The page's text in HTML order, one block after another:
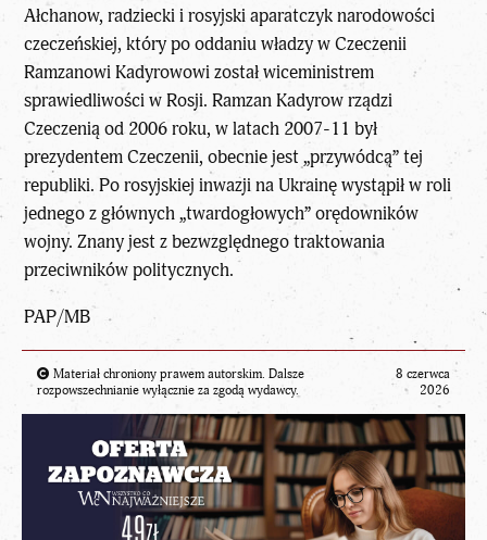
Ałchanow, radziecki i rosyjski aparatczyk narodowości
czeczeńskiej, który po oddaniu władzy w Czeczenii
Ramzanowi Kadyrowowi został wiceministrem
sprawiedliwości w Rosji. Ramzan Kadyrow rządzi
Czeczenią od 2006 roku, w latach 2007-11 był
prezydentem Czeczenii, obecnie jest „przywódcą” tej
republiki. Po rosyjskiej inwazji na Ukrainę wystąpił w roli
jednego z głównych „twardogłowych” orędowników
wojny. Znany jest z bezwzględnego traktowania
przeciwników politycznych.
PAP/MB
Materiał chroniony prawem autorskim. Dalsze
rozpowszechnianie wyłącznie za zgodą wydawcy.
8 czerwca
2026